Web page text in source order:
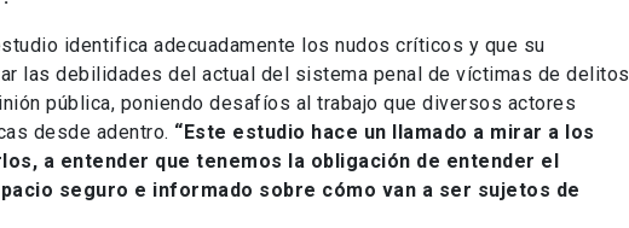
identifica adecuadamente los nudos críticos y que su
las debilidades del actual del sistema penal de víctimas de delitos
pública, poniendo desafíos al trabajo que diversos actores
desde adentro. “Este estudio hace un llamado a mirar a los
a entender que tenemos la obligación de entender el
seguro e informado sobre cómo van a ser sujetos de